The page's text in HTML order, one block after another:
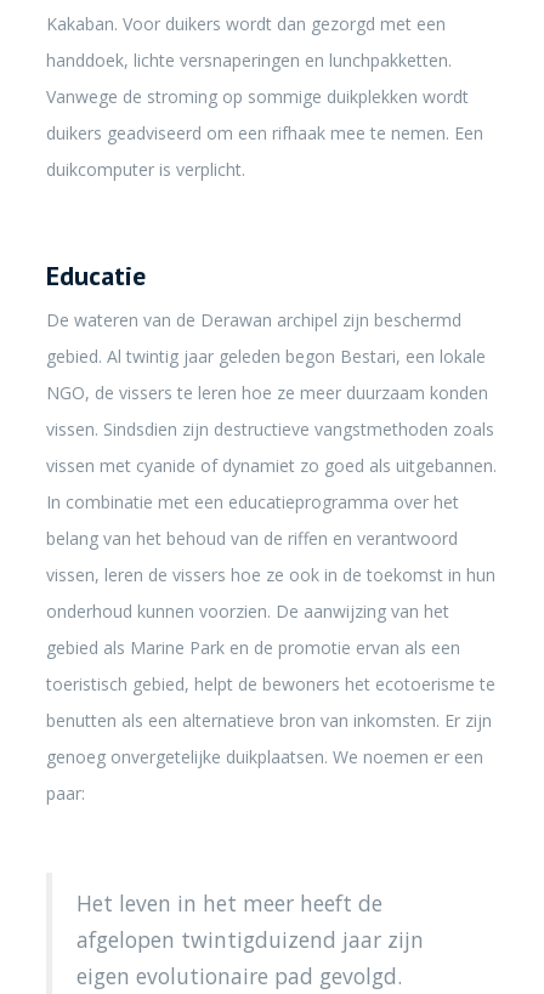
Kakaban. Voor duikers wordt dan gezorgd met een
handdoek, lichte versnaperingen en lunchpakketten.
Vanwege de stroming op sommige duikplekken wordt
duikers geadviseerd om een rifhaak mee te nemen. Een
duikcomputer is verplicht.
Educatie
De wateren van de Derawan archipel zijn beschermd
gebied. Al twintig jaar geleden begon Bestari, een lokale
NGO, de vissers te leren hoe ze meer duurzaam konden
vissen. Sindsdien zijn destructieve vangstmethoden zoals
vissen met cyanide of dynamiet zo goed als uitgebannen.
In combinatie met een educatieprogramma over het
belang van het behoud van de riffen en verantwoord
vissen, leren de vissers hoe ze ook in de toekomst in hun
onderhoud kunnen voorzien. De aanwijzing van het
gebied als Marine Park en de promotie ervan als een
toeristisch gebied, helpt de bewoners het ecotoerisme te
benutten als een alternatieve bron van inkomsten. Er zijn
genoeg onvergetelijke duikplaatsen. We noemen er een
paar:
Het leven in het meer heeft de
afgelopen twintigduizend jaar zijn
eigen evolutionaire pad gevolgd.